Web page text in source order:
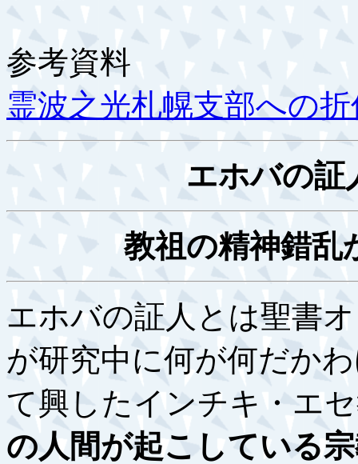
参考資料
霊波之光札幌支部への
エホバの証
教祖の精神錯乱
エホバの証人とは聖書
が研究中に何が何だか
て興したインチキ・エ
の人間が起こしている